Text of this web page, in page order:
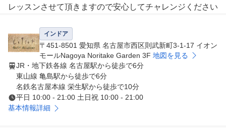
レッスンさせて頂きますので安心してチャレンジください
②楽しみながら上達できる！
会員様のゴルフライフがより楽しく充実したものなるよう
、お客様の目標やうまくならないお悩みに寄り添い全力で
サポート致します！
③女性会員が多くて安心、会員同士で一緒になって楽しく
インドア
〒451-8501 愛知県 名古屋市西区則武新町3-1-17 イオン
モールNagoya Noritake Garden 3F 地図を見る
JR・地下鉄各線 名古屋駅から徒歩で6分
東山線 亀島駅から徒歩で6分
名鉄名古屋本線 栄生駅から徒歩で10分
平日 10:00 - 21:00 土日祝 10:00 - 21:00
基本情報詳細